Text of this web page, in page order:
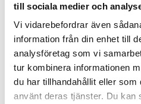
till sociala medier och
Vi vidarebefordrar även
information från din enhet till
analysföretag som vi
tur kombinera informationen
du har tillhandahållit eller
använt deras tjänster. Du kan
5 skivor landgångsbröd
Skagenröra
1 dl majonnäs, t ex äggfri
1 dl crème fraiche eller
Planti Cooking Fraiche
0,5 citron, rivet skal och saft
200 g, rökt tofu eller veganska